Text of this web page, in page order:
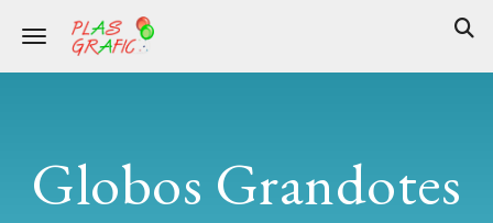
Toggle navigation
Globos Grandotes